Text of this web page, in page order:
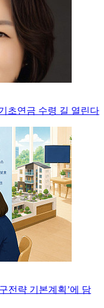
초연금 수령 길 열린다
전략 기본계획’에 담